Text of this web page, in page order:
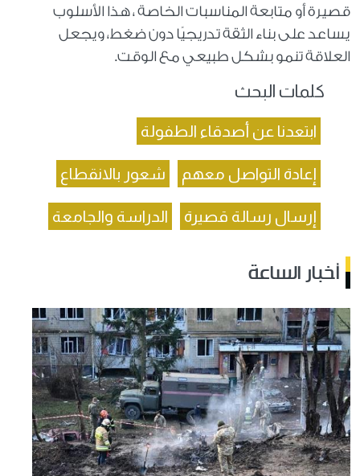
قصيرة أو متابعة المناسبات الخاصة ، هذا الأسلوب
يساعد على بناء الثقة تدريجيًا دون ضغط، ويجعل
العلاقة تنمو بشكل طبيعي مع الوقت.
كلمات البحث
ابتعدنا عن أصدقاء الطفولة
إعادة التواصل معهم شعور بالانقطاع
إرسال رسالة قصيرة الدراسة والجامعة
أخبار الساعة